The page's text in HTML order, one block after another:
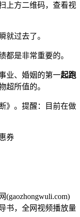
上方二维码，查看视
就过去了。
都是非常重要的。
业、婚姻的第一起跑
超所值的。
》。提醒：目前在做
书，全网视频播放量